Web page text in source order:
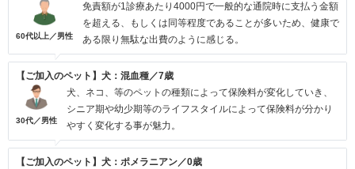
60代以上／男性
免責額が1診療あたり4000円で一般的な通院時に支払う金額
を超える、もしくは同等程度であることが多いため、健康で
ある限り無駄な出費のように感じる。
【ご加入のペット】犬：混血種／7歳
30代／男性
犬、ネコ、等のペットの種類によって保険料が変化していき、
シニア期や幼少期等のライフスタイルによって保険料が分かり
やすく変化する事が魅力。
【ご加入のペット】犬：ポメラニアン／0歳